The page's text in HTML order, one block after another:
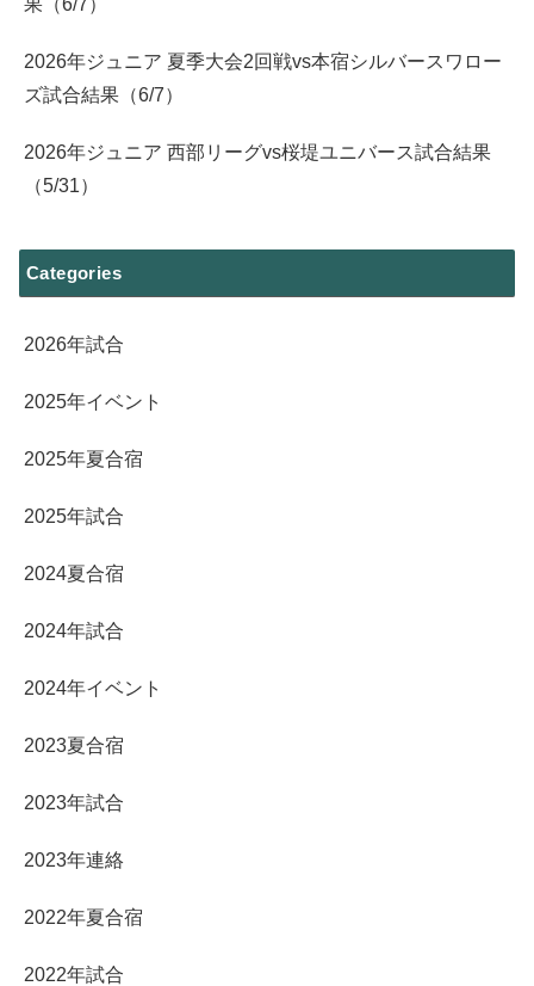
果（6/7）
2026年ジュニア 夏季大会2回戦vs本宿シルバースワロー
ズ試合結果（6/7）
2026年ジュニア 西部リーグvs桜堤ユニバース試合結果
（5/31）
Categories
2026年試合
2025年イベント
2025年夏合宿
2025年試合
2024夏合宿
2024年試合
2024年イベント
2023夏合宿
2023年試合
2023年連絡
2022年夏合宿
2022年試合